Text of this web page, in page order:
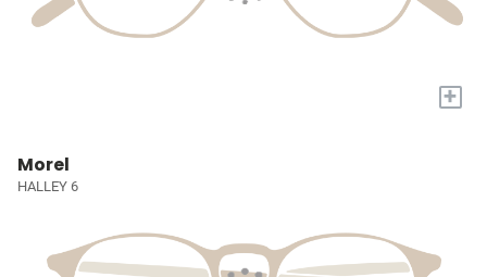
+
Morel
HALLEY 6